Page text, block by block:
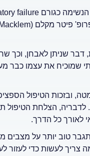
שניתן לאבחן, וכך
שמוכיח את עצמו כבר
ובזכות הטיפול
לדבריה, הצלחת
לאורך כל הדרך.
טוב יותר על
צריך לעשות כדי לעזור